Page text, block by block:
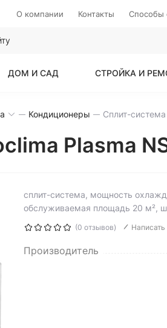
О компании Контакты Способы
ДОМ И САД СТРОЙКА И
Кондиционеры
Plasma
сплит-система, мощность
обслуживаемая площадь 20 м²,
(0 отзывов) Написать
Производитель